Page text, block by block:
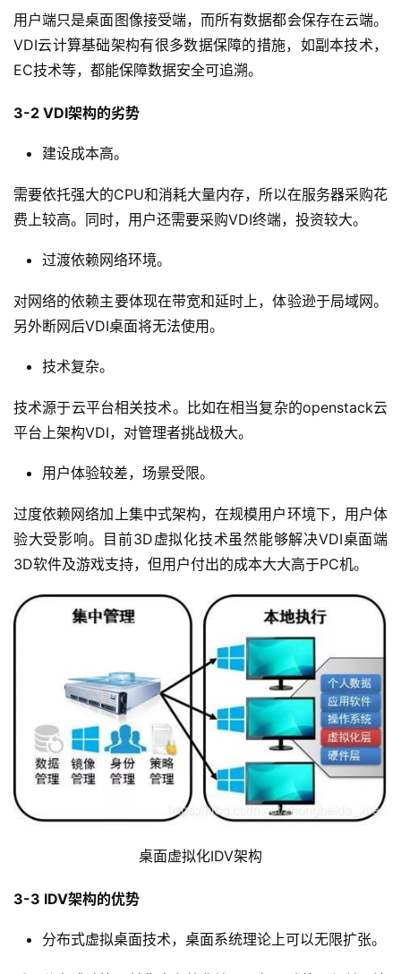
咨
讯
教
设
计
专
资
问
答
I
工
具
登录 注册
用户端只是桌面图像接受端，而所有数据都会保存在云端。
VDI云计算基础架构有很多数据保障的措施，如副本技术，
EC技术等，都能保障数据安全可追溯。
3-2 VDI架构的劣势
建设成本高。
需要依托强大的CPU和消耗大量内存，所以在服务器采购花
费上较高。同时，用户还需要采购VDI终端，投资较大。
过渡依赖网络环境。
对网络的依赖主要体现在带宽和延时上，体验逊于局域网。
另外断网后VDI桌面将无法使用。
技术复杂。
技术源于云平台相关技术。比如在相当复杂的openstack云
平台上架构VDI，对管理者挑战极大。
用户体验较差，场景受限。
过度依赖网络加上集中式架构，在规模用户环境下，用户体
验大受影响。目前3D虚拟化技术虽然能够解决VDI桌面端
3D软件及游戏支持，但用户付出的成本大大高于PC机。
桌面虚拟化IDV架构
3-3 IDV架构的优势
分布式虚拟桌面技术，桌面系统理论上可以无限扩张。